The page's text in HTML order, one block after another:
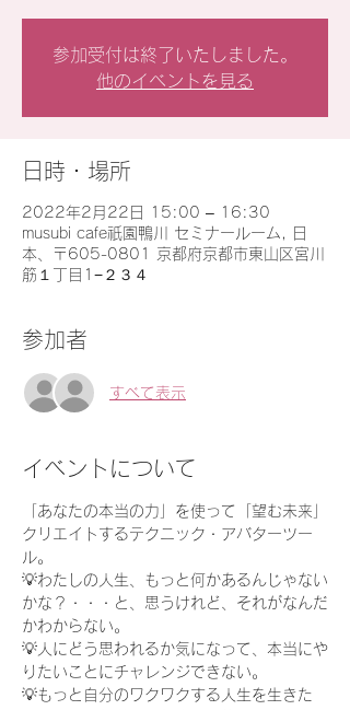
参加受付は終了いたしました。
他のイベントを見る
日時・場所
2022年2月22日 15:00 – 16:30
musubi cafe祇園鴨川 セミナールーム, 日
本、〒605-0801 京都府京都市東山区宮川
筋１丁目1−２３４
参加者
すべて表示
イベントについて
「あなたの本当の力」を使って「望む未来」
クリエイトするテクニック・アバターツー
ル。
💡わたしの人生、もっと何かあるんじゃない
かな？・・・と、思うけれど、それがなんだ
かわからない。
💡人にどう思われるか気になって、本当にや
りたいことにチャレンジできない。
💡もっと自分のワクワクする人生を生きた